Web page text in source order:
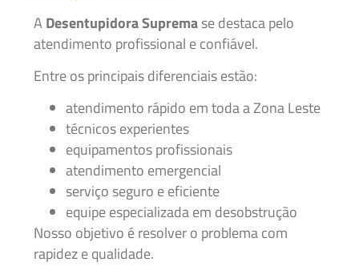
A Desentupidora Supremase destaca pelo
atendimento profissional e confiável.
Entre os principais diferenciais estão:
atendimento rápido em toda a Zona Leste
técnicos experientes
equipamentos profissionais
atendimento emergencial
serviço seguro e eficiente
equipe especializada em desobstrução
Nosso objetivo é resolver o problema com
rapidez e qualidade.